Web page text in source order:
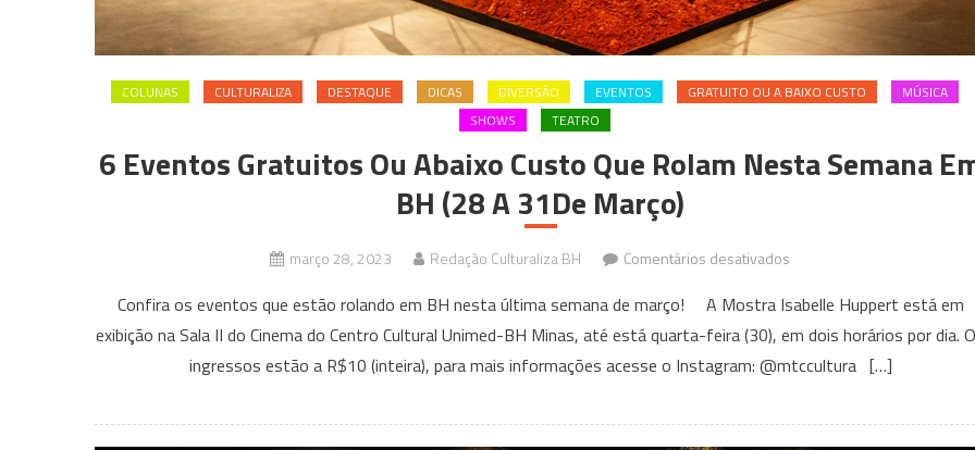
COLUNAS CULTURALIZA DESTAQUE DICAS DIVERSÃO EVENTOS GRATUITO OU A BAIXO CUSTO
MÚSICA
SHOWS
TEATRO
6 Eventos Gratuitos Ou Abaixo Custo Que Rolam Nesta Semana
BH (28 A 31De Março)
março 28, 2023 Redação Culturaliza BH Comentários desativadosem
Eventos
Gratuitos
Ou
Custo
Confira os eventos que estão rolando em BH nesta última semana de março! A Mostra Isabelle Huppert está em
exibição na Sala II do Cinema do Centro Cultural Unimed-BH Minas, até está quarta-feira (30), em dois horários por dia.
ingressos estão a R$10 (inteira), para mais informações acesse o Instagram: @mtccultura […]